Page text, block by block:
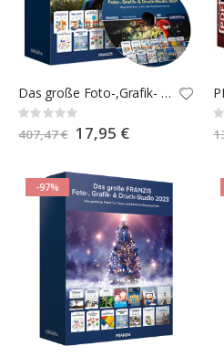
Das große Foto-,Grafik- und Druckstudio 2021
Rating:
0%
407,47 € Special
Price
17,95 €
-97%